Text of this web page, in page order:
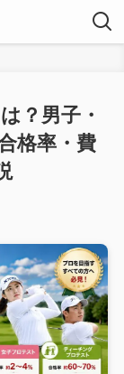
？男子・
格率・費